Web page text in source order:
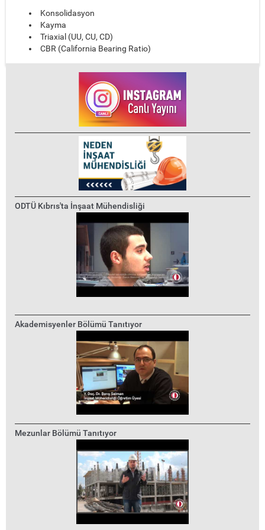
Konsolidasyon
Kayma
Triaxial (UU, CU, CD)
CBR (California Bearing Ratio)
ODTÜ Kıbrıs'ta İnşaat Mühendisliği
Akademisyenler Bölümü Tanıtıyor
Mezunlar Bölümü Tanıtıyor